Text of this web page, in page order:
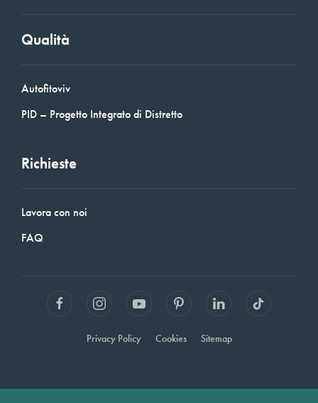
Qualità
Autofitoviv
PID – Progetto Integrato di Distretto
Richieste
Lavora con noi
FAQ
Privacy Policy Cookies Sitemap